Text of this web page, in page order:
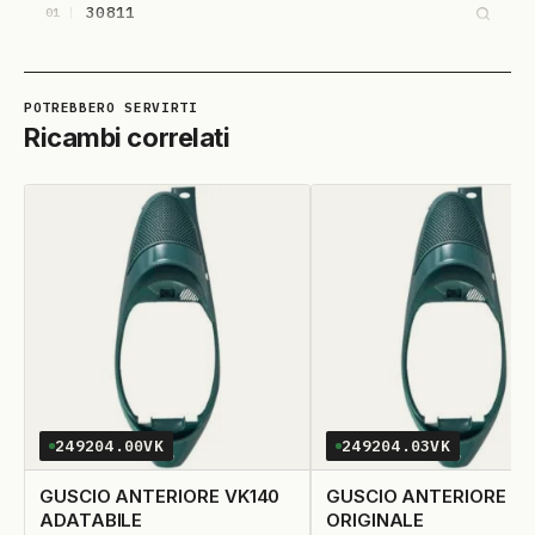
01 30811
Ricambi correlati
249204.00VK
GUSCIO ANTERIORE VK140
ADATABILE
249204.03VK
GUSCIO ANTERIORE
ORIGINALE